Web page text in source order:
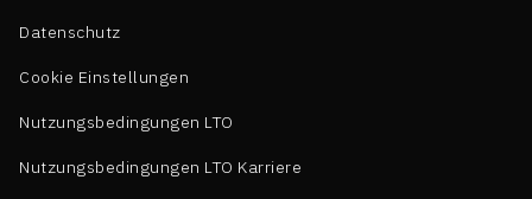
Datenschutz
Cookie Einstellungen
Nutzungsbedingungen LTO
Nutzungsbedingungen LTO Karriere